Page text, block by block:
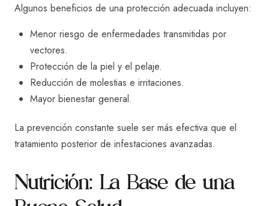
Algunos beneficios de una protección adecuada incluyen:
Menor riesgo de enfermedades transmitidas por
vectores.
Protección de la piel y el pelaje.
Reducción de molestias e irritaciones.
Mayor bienestar general.
La prevención constante suele ser más efectiva que el
tratamiento posterior de infestaciones avanzadas.
Nutrición: La Base de una